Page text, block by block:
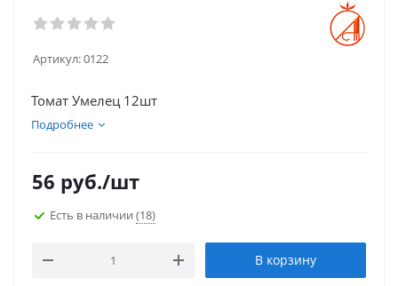
Артикул:0122
Томат Умелец 12шт
Подробнее
56 руб./шт
Есть в наличии (18)
В корзину